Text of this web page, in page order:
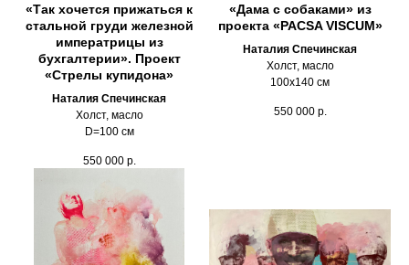
«Так хочется прижаться к
стальной груди железной
императрицы из
бухгалтерии». Проект
«Стрелы купидона»
Наталия Спечинская
Холст, масло
D=100 см
550 000 р.
«Дама с собаками» из
проекта «PACSA VISCUM»
Наталия Спечинская
Холст, масло
100х140 см
550 000 р.